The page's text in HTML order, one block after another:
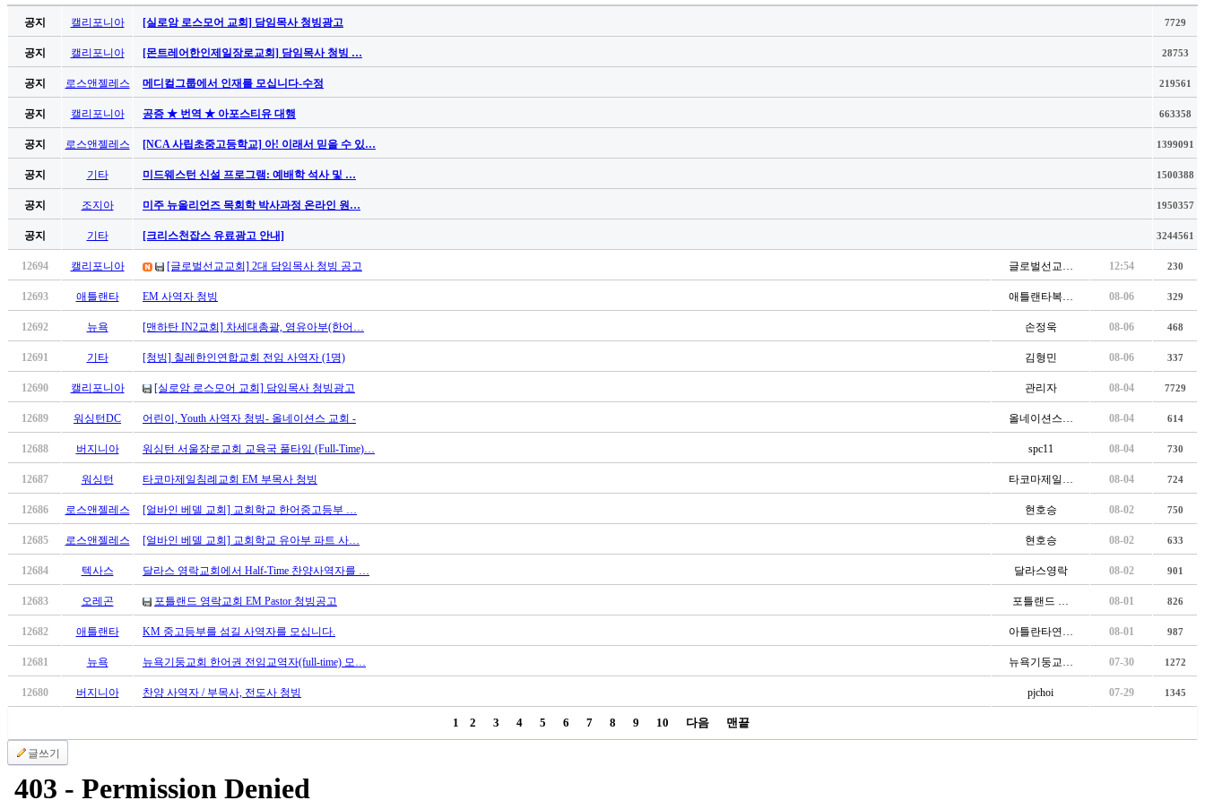
료
심
코
아
스
규
휴
무
료
어
시
스
발
진
비
아
탑-
시
공지 캘리포니아 [실로암 로스모어 교회] 담임목사 청빙광고 7729
공지 캘리포니아 [몬트레어한인제일장로교회] 담임목사 청빙 … 28753
공지 로스앤젤레스 메디컬그룹에서 인재를 모십니다-수정 219561
공지 캘리포니아 공증 ★ 번역 ★ 아포스티유 대행 663358
공지 로스앤젤레스 [NCA 사립초중고등학교] 아! 이래서 믿을 수 있… 1399091
공지 기타 미드웨스턴 신설 프로그램: 예배학 석사 및 … 1500388
공지 조지아 미주 뉴올리언즈 목회학 박사과정 온라인 원… 1950357
공지 기타 [크리스천잡스 유료광고 안내] 3244561
12694 캘리포니아 [글로벌선교교회] 2대 담임목사 청빙 공고 글로벌선교… 12:54 230
12693 애틀랜타 EM 사역자 청빙 애틀랜타복… 08-06 329
12692 뉴욕 [맨하탄 IN2교회] 차세대총괄, 영유아부(한어… 손정욱 08-06 468
12691 기타 [청빙] 칠레한인연합교회 전임 사역자 (1명) 김형민 08-06 337
12690 캘리포니아 [실로암 로스모어 교회] 담임목사 청빙광고 관리자 08-04 7729
12689 워싱턴DC 어린이, Youth 사역자 청빙- 올네이션스 교회 - 올네이션스… 08-04 614
12688 버지니아 워싱턴 서울장로교회 교육국 풀타임 (Full-Time)… spc11 08-04 730
12687 워싱턴 타코마제일침례교회 EM 부목사 청빙 타코마제일… 08-04 724
12686 로스앤젤레스 [얼바인 베델 교회] 교회학교 한어중고등부 … 현호승 08-02 750
12685 로스앤젤레스 [얼바인 베델 교회] 교회학교 유아부 파트 사… 현호승 08-02 633
12684 텍사스 달라스 영락교회에서 Half-Time 찬양사역자를 … 달라스영락 08-02 901
12683 오레곤 포틀랜드 영락교회 EM Pastor 청빙공고 포틀랜드 … 08-01 826
12682 애틀랜타 KM 중고등부를 섬길 사역자를 모십니다. 아틀란타연… 08-01 987
12681 뉴욕 뉴욕기둥교회 한어권 전임교역자(full-time) 모… 뉴욕기둥교… 07-30 1272
12680 버지니아 찬양 사역자 / 부목사, 전도사 청빙 pjchoi 07-29 1345
1 2 3 4 5 6 7 8 9 10 다음 맨끝
글쓰기